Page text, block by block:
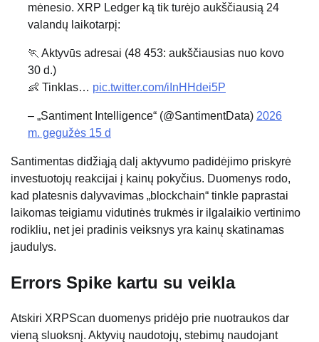
mėnesio. XRP Ledger ką tik turėjo aukščiausią 24
valandų laikotarpį:
🏃 Aktyvūs adresai (48 453: aukščiausias nuo kovo
30 d.)
👶 Tinklas… pic.twitter.com/iInHHdei5P
– „Santiment Intelligence“ (@SantimentData) 2026
m. gegužės 15 d
Santimentas didžiąją dalį aktyvumo padidėjimo priskyrė
investuotojų reakcijai į kainų pokyčius. Duomenys rodo,
kad platesnis dalyvavimas „blockchain“ tinkle paprastai
laikomas teigiamu vidutinės trukmės ir ilgalaikio vertinimo
rodikliu, net jei pradinis veiksnys yra kainų skatinamas
jaudulys.
Errors Spike kartu su veikla
Atskiri XRPScan duomenys pridėjo prie nuotraukos dar
vieną sluoksnį. Aktyvių naudotojų, stebimų naudojant